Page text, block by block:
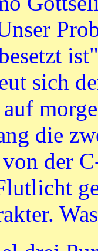
sich
die
der